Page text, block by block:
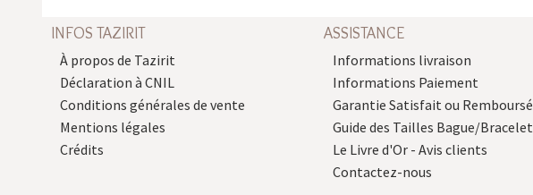
INFOS TAZIRIT
À propos de Tazirit
Déclaration à CNIL
Conditions générales de vente
Mentions légales
Crédits
ASSISTANCE
Informations livraison
Informations Paiement
Garantie Satisfait ou Remboursé
Guide des Tailles Bague/Bracelet
Le Livre d'Or - Avis clients
Contactez-nous